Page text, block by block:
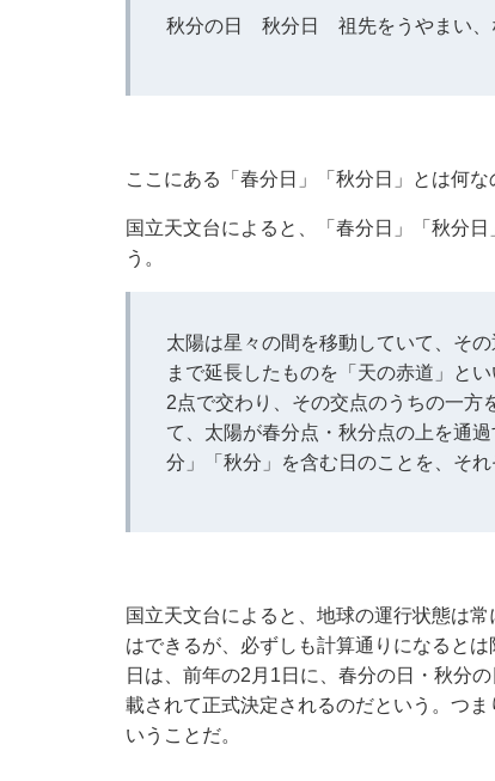
秋分の日 秋分日 祖先をうやまい、
ここにある「春分日」「秋分日」とは何な
国立天文台によると、「春分日」「秋分
う。
太陽は星々の間を移動していて、そ
まで延長したものを「天の赤道」と
2点で交わり、その交点のうちの一方
て、太陽が春分点・秋分点の上を通
分」「秋分」を含む日のことを、そ
国立天文台によると、地球の運行状態は
はできるが、必ずしも計算通りになると
日は、前年の2月1日に、春分の日・秋分
載されて正式決定されるのだという。つ
いうことだ。